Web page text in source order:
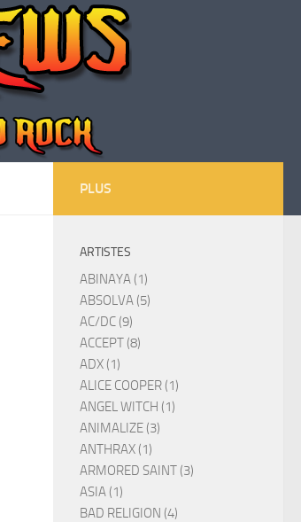
PLUS
ARTISTES
ABINAYA (1)
ABSOLVA (5)
AC/DC (9)
ACCEPT (8)
ADX (1)
ALICE COOPER (1)
ANGEL WITCH (1)
ANIMALIZE (3)
ANTHRAX (1)
ARMORED SAINT (3)
ASIA (1)
BAD RELIGION (4)